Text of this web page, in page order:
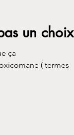
un choix
ça
( termes